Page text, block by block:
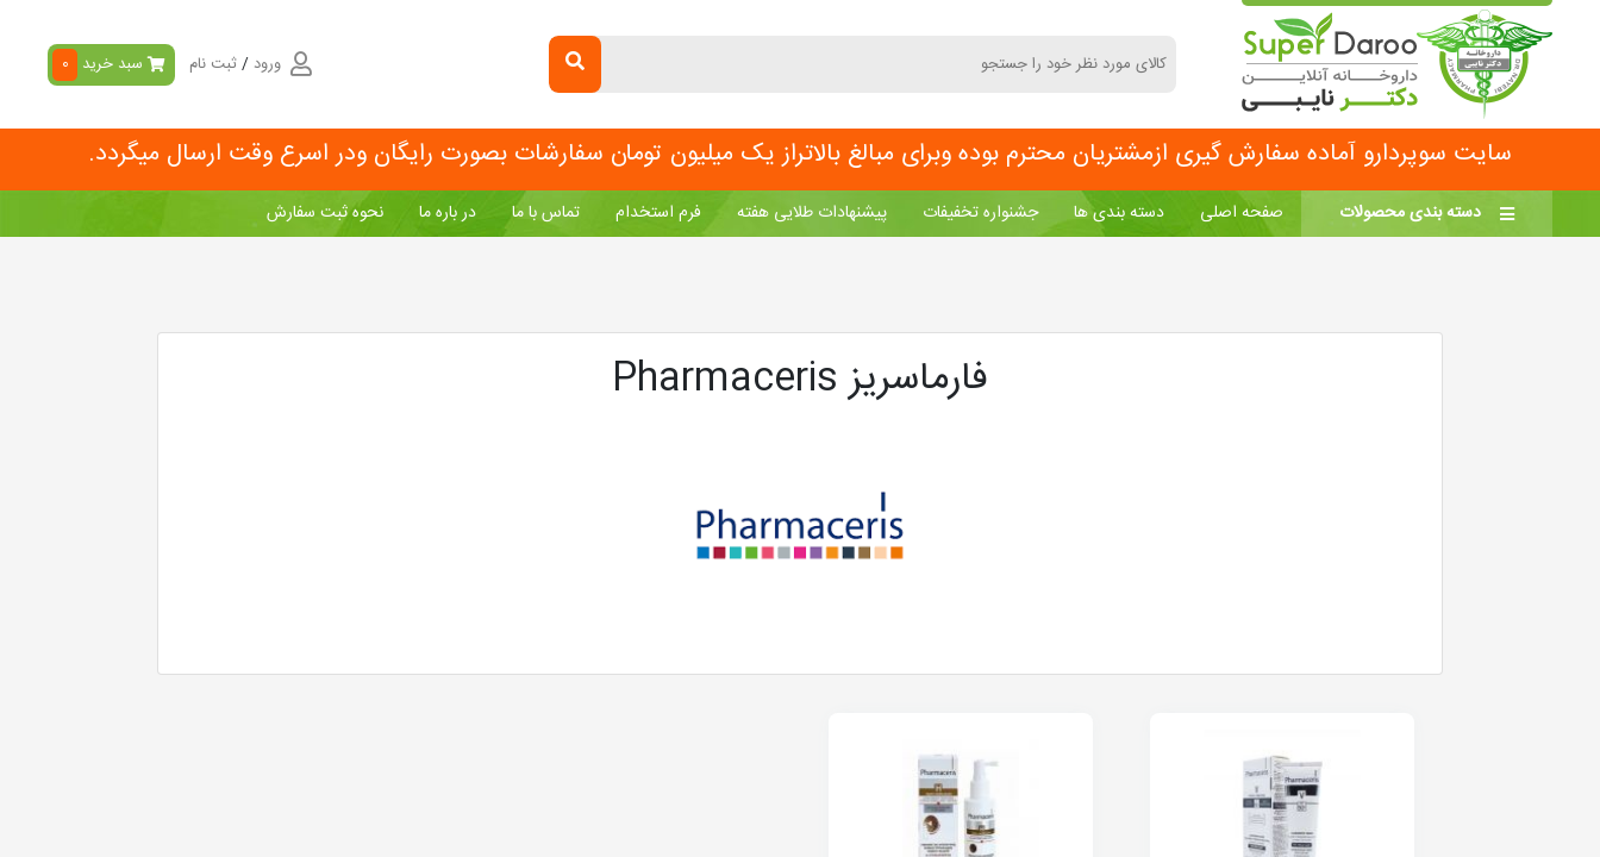
ورود /ثبت نام سبد خرید 0
سایت سوپردارو آماده سفارش گیری ازمشتریان محترم بوده وبرای مبالغ بالاتراز یک میلیون تومان سفارشات بصورت رایگان ودر اسرع وقت ارسال میگردد.
دسته بندی محصولات صفحه اصلی دسته بندی ها جشنواره تخفیفات پیشنهادات طلایی هفته فرم استخدام تماس با ما در باره ما نحوه ثبت سفارش
فارماسریز Pharmaceris